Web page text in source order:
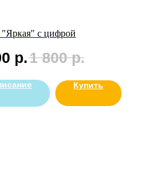
с цифрой
р.1 800 р.
Купить